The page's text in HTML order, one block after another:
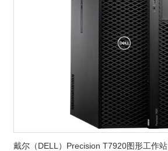
戴尔（DELL）Precision T7920图形工作站